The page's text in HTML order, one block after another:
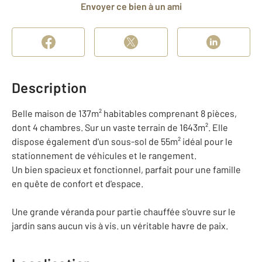
Envoyer ce bien à un ami
Description
Belle maison de 137m² habitables comprenant 8 pièces,
dont 4 chambres. Sur un vaste terrain de 1643m². Elle
dispose également d'un sous-sol de 55m² idéal pour le
stationnement de véhicules et le rangement.
Un bien spacieux et fonctionnel, parfait pour une famille
en quête de confort et d'espace.
Une grande véranda pour partie chauffée s'ouvre sur le
jardin sans aucun vis à vis. un véritable havre de paix.